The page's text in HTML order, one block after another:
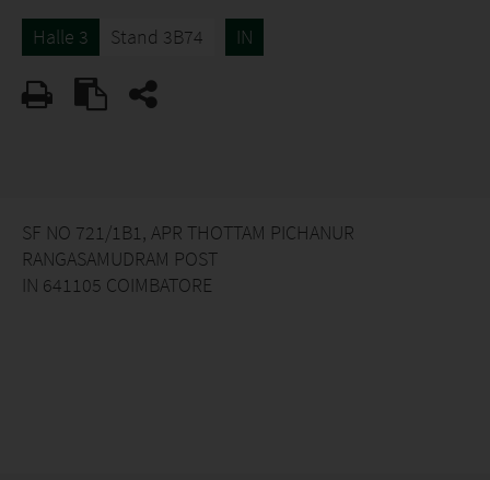
Halle 3 Stand 3B74 IN
SF NO 721/1B1, APR THOTTAM PICHANUR
RANGASAMUDRAM POST
IN 641105 COIMBATORE